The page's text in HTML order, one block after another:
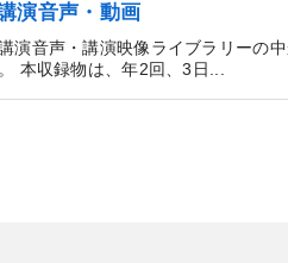
演音声・動画
演音声・講演映像ライブラリーの
本収録物は、年2回、3日...